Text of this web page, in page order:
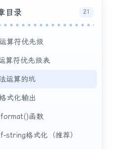
目录 21
算符优先级
算符优先级表
运算的坑
式化输出
函数
string格式化（推荐）